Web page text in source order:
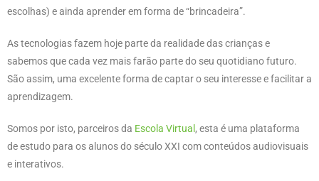
escolhas) e ainda aprender em forma de “brincadeira”.
As tecnologias fazem hoje parte da realidade das crianças e
sabemos que cada vez mais farão parte do seu quotidiano futuro.
São assim, uma excelente forma de captar o seu interesse e facilitar a
aprendizagem.
Somos por isto, parceiros da Escola Virtual , esta é uma plataforma
de estudo para os alunos do século XXI com conteúdos audiovisuais
e interativos.